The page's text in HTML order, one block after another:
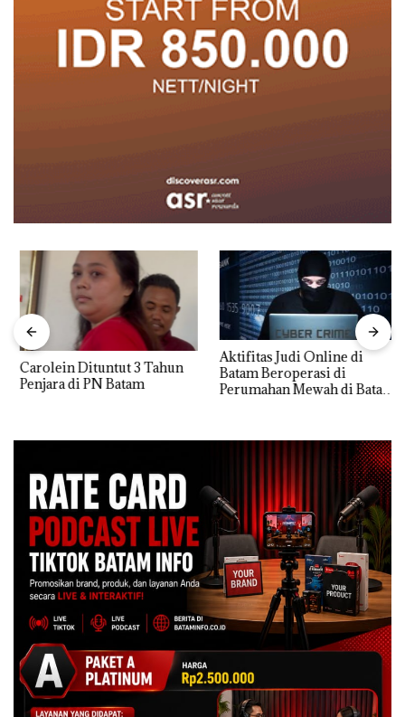
Carolein Dituntut 3 Tahun
Penjara di PN Batam
Aktifitas Judi Online di
Batam Beroperasi di
Perumahan Mewah di Batam